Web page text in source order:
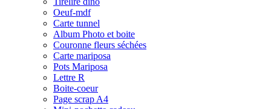
Oeuf-mdf
Carte tunnel
Album Photo et boite
Couronne fleurs séchées
Carte mariposa
Pots Mariposa
Lettre R
Boite-coeur
Page scrap A4